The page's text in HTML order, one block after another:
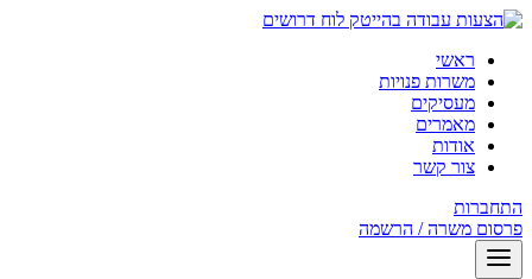
לוח דרושים
ראשי
משרות פנויות
מעסיקים
מאמרים
אודות
צור קשר
התחברות
פרסום משרה / הרשמה